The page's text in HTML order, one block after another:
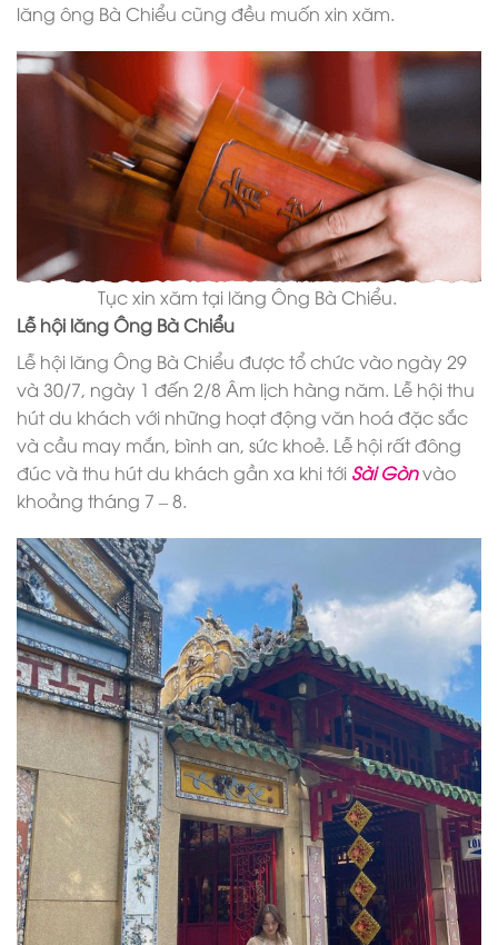
lăng ông Bà Chiểu cũng đều muốn xin xăm.
Tục xin xăm tại lăng Ông Bà Chiểu.
Lễ hội lăng Ông Bà Chiểu
Lễ hội lăng Ông Bà Chiểu được tổ chức vào ngày 29
và 30/7, ngày 1 đến 2/8 Âm lịch hàng năm. Lễ hội thu
hút du khách với những hoạt động văn hoá đặc sắc
và cầu may mắn, bình an, sức khoẻ. Lễ hội rất đông
đúc và thu hút du khách gần xa khi tới Sài Gònvào
khoảng tháng 7 – 8.